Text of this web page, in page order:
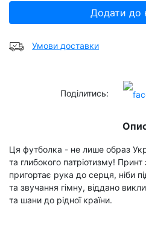
Додати до
Умови доставки
Поділитись:
Ця футболка - не лише образ
та глибокого патріотизму!
пригортає рука до серця, ніби
та звучання гімну, віддано
та шани до рідної країни.